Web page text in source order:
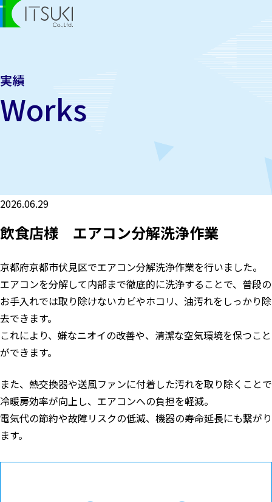
実績
Works
2026.06.29
飲食店様 エアコン分解洗浄作業
京都府京都市伏見区でエアコン分解洗浄作業を行いました。
エアコンを分解して内部まで徹底的に洗浄することで、普段の
お手入れでは取り除けないカビやホコリ、油汚れをしっかり除
去できます。
これにより、嫌なニオイの改善や、清潔な空気環境を保つこと
ができます。
また、熱交換器や送風ファンに付着した汚れを取り除くことで
冷暖房効率が向上し、エアコンへの負担を軽減。
電気代の節約や故障リスクの低減、機器の寿命延長にも繋がり
ます。